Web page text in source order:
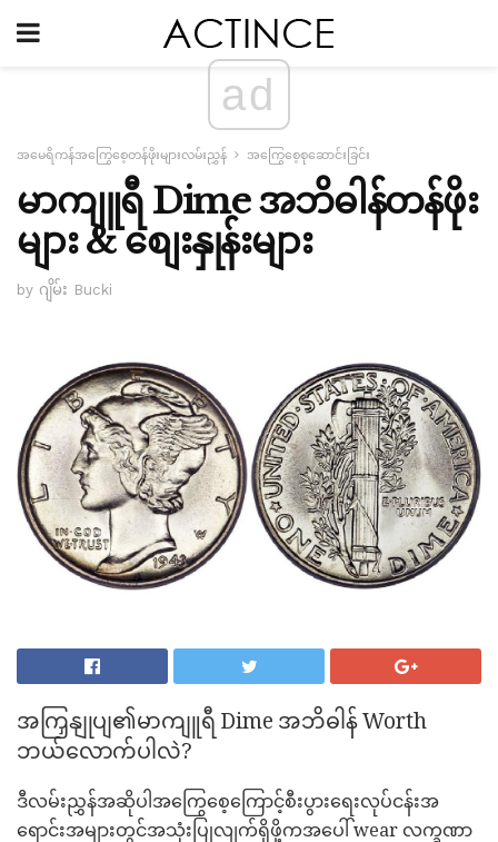
ad
အမေရိကန်အကြွေစေ့တန်ဖိုးများလမ်းညွှန် အကြွေစေ့စုဆောင်းခြင်း
မာကျူရီ Dime အဘိဓါန်တန်ဖိုး
များ & စျေးနှုန်းများ
by ဂျိမ်း Bucki
အကြှနျုပျ၏မာကျူရီ Dime အဘိဓါန် Worth
ဘယ်လောက်ပါလဲ?
ဒီလမ်းညွှန်အဆိုပါအကြွေစေ့ကြောင့်စီးပွားရေးလုပ်ငန်းအ
ရောင်းအများတွင်အသုံးပြုလျက်ရှိဖို့ကအပေါ် wear လက္ခဏာ